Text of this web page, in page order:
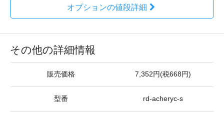
オプションの値段詳細
その他の詳細情報
販売価格 7,352円(税668円)
型番 rd-acheryc-s